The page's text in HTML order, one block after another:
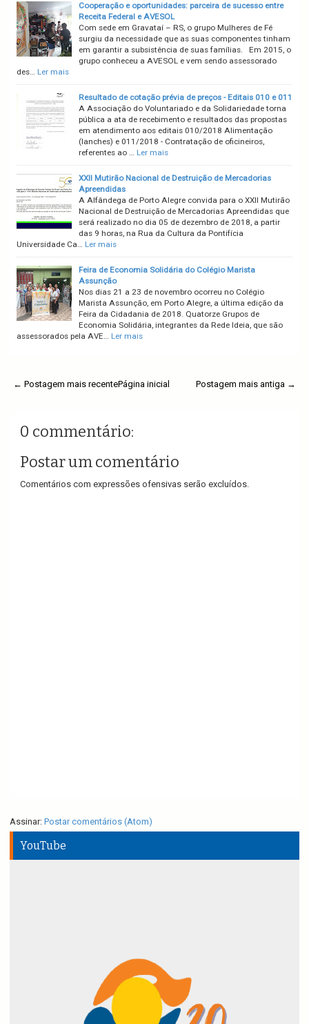
Cooperação e oportunidades: parceira de sucesso entre
Receita Federal e AVESOL
Com sede em Gravataí – RS, o grupo Mulheres de Fé
surgiu da necessidade que as suas componentes tinham
em garantir a subsistência de suas famílias. Em 2015, o
grupo conheceu a AVESOL e vem sendo assessorado
des… Ler mais
Resultado de cotação prévia de preços - Editais 010 e 011
A Associação do Voluntariado e da Solidariedade torna
pública a ata de recebimento e resultados das propostas
em atendimento aos editais 010/2018 Alimentação
(lanches) e 011/2018 - Contratação de oficineiros,
referentes ao … Ler mais
XXII Mutirão Nacional de Destruição de Mercadorias
Apreendidas
A Alfândega de Porto Alegre convida para o XXII Mutirão
Nacional de Destruição de Mercadorias Apreendidas que
será realizado no dia 05 de dezembro de 2018, a partir
das 9 horas, na Rua da Cultura da Pontifícia
Universidade Ca… Ler mais
Feira de Economia Solidária do Colégio Marista
Assunção
Nos dias 21 a 23 de novembro ocorreu no Colégio
Marista Assunção, em Porto Alegre, a última edição da
Feira da Cidadania de 2018. Quatorze Grupos de
Economia Solidária, integrantes da Rede Ideia, que são
assessorados pela AVE… Ler mais
← Postagem mais recente Postagem mais antiga →
Página inicial
0 commentário:
Postar um comentário
Comentários com expressões ofensivas serão excluídos.
Assinar: Postar comentários (Atom)
YouTube